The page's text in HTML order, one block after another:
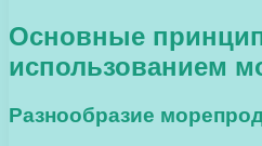
Основные
использованием
Разнообразие